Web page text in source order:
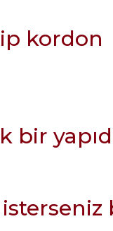
kordon